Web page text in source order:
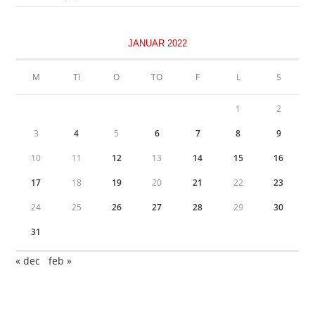
JANUAR 2022
M TI O TO F L S
1 2
3 4 5 6 7 8 9
10 11 12 13 14 15 16
17 18 19 20 21 22 23
24 25 26 27 28 29 30
31
« dec feb »